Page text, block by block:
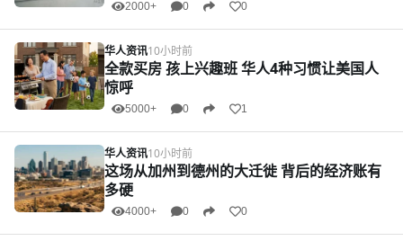
2000+ 0 0
华人资讯10小时前
全款买房 孩上兴趣班 华人4种习惯让美国人
惊呼
5000+ 0 1
华人资讯10小时前
这场从加州到德州的大迁徙 背后的经济账有
多硬
4000+ 0 0